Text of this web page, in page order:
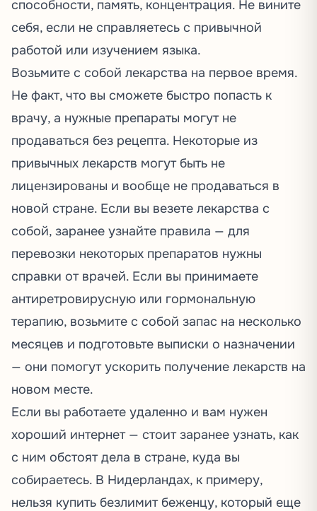
способности, память, концентрация. Не вините
себя, если не справляетесь с привычной
работой или изучением языка.
Возьмите с собой лекарства на первое время.
Не факт, что вы сможете быстро попасть к
врачу, а нужные препараты могут не
продаваться без рецепта. Некоторые из
привычных лекарств могут быть не
лицензированы и вообще не продаваться в
новой стране. Если вы везете лекарства с
собой, заранее узнайте правила — для
перевозки некоторых препаратов нужны
справки от врачей. Если вы принимаете
антиретровирусную или гормональную
терапию, возьмите с собой запас на несколько
месяцев и подготовьте выписки о назначении
— они помогут ускорить получение лекарств на
новом месте.
Если вы работаете удаленно и вам нужен
хороший интернет — стоит заранее узнать, как
с ним обстоят дела в стране, куда вы
собираетесь. В Нидерландах, к примеру,
нельзя купить безлимит беженцу, который еще